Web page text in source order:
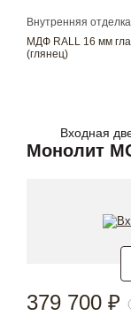
Внутренняя
МДФ RALL 16 мм
(глянец)
Входная
Монолит
379 700 ₽